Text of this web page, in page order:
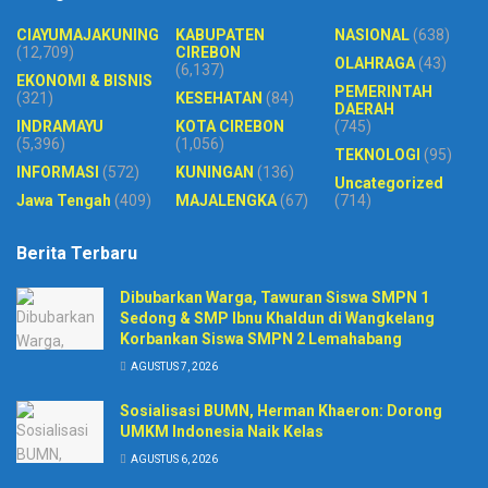
CIAYUMAJAKUNING
(12,709)
EKONOMI & BISNIS
(321)
INDRAMAYU
(5,396)
INFORMASI (572)
Jawa Tengah (409)
KABUPATEN
CIREBON
(6,137)
KESEHATAN (84)
KOTA CIREBON
(1,056)
KUNINGAN (136)
MAJALENGKA(67)
NASIONAL(638)
OLAHRAGA(43)
PEMERINTAH
DAERAH
(745)
TEKNOLOGI (95)
Uncategorized
(714)
Berita Terbaru
Dibubarkan Warga, Tawuran Siswa SMPN 1
Sedong & SMP Ibnu Khaldun di Wangkelang
Korbankan Siswa SMPN 2 Lemahabang
AGUSTUS 7, 2026
Sosialisasi BUMN, Herman Khaeron: Dorong
UMKM Indonesia Naik Kelas
AGUSTUS 6, 2026